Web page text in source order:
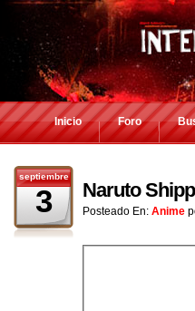
Inicio Foro
septiembre
3 Naruto
Posteado En: Anime